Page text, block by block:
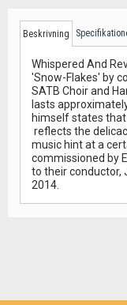
Beskrivning
Whispered And
'Snow-Flakes' by
SATB Choir and
lasts
himself states
reflects the
music hint at a
commissioned by
to their conductor,
2014.